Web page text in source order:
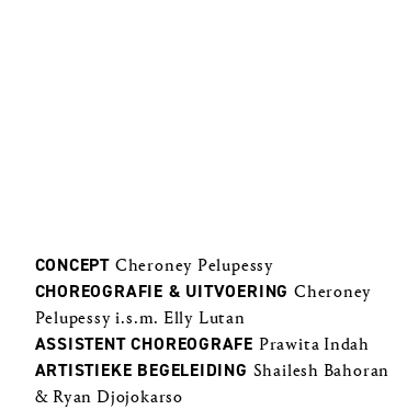
CONCEPT Cheroney Pelupessy
CHOREOGRAFIE & UITVOERING​​​​​​​ Cheroney
Pelupessy i.s.m. Elly Lutan
ASSISTENT CHOREOGRAFE​​​​​​​ Prawita Indah
ARTISTIEKE BEGELEIDING​​​​​​​ Shailesh Bahoran
& Ryan Djojokarso